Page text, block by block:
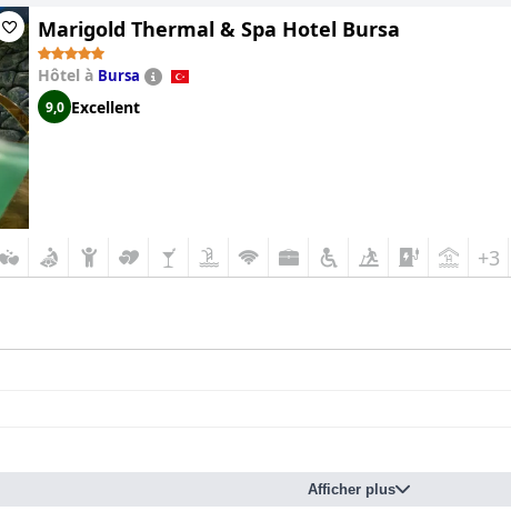
Marigold Thermal & Spa Hotel Bursa
Hôtel à Bursa
9,0 Excellent
+3
Afficher plus